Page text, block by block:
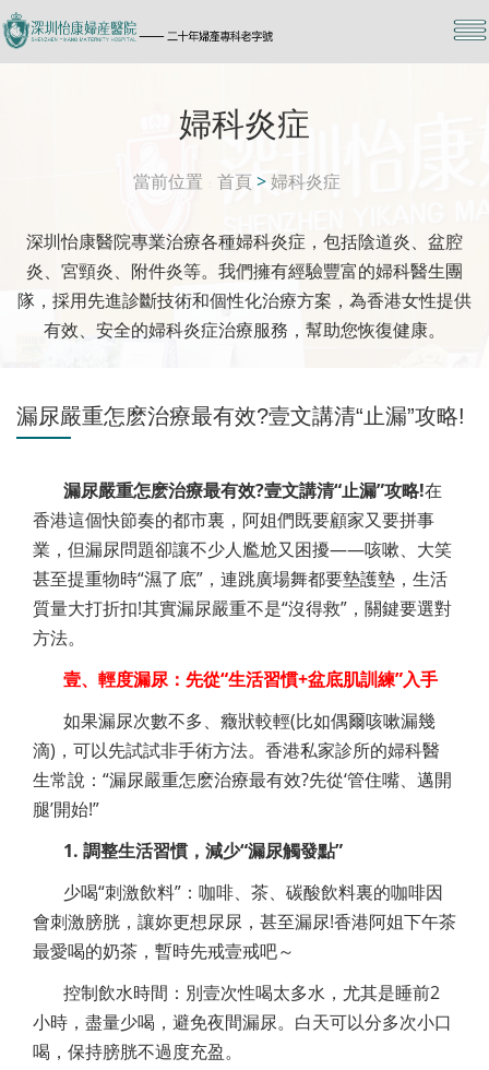
婦科炎症
當前位置 首頁>婦科炎症
深圳怡康醫院專業治療各種婦科炎症，包括陰道炎、盆腔
炎、宮頸炎、附件炎等。我們擁有經驗豐富的婦科醫生團
隊，採用先進診斷技術和個性化治療方案，為香港女性提供
有效、安全的婦科炎症治療服務，幫助您恢復健康。
漏尿嚴重怎麽治療最有效?壹文講清“止漏”攻略!
漏尿嚴重怎麽治療最有效?壹文講清“止漏”攻略!在
香港這個快節奏的都市裏，阿姐們既要顧家又要拼事
業，但漏尿問題卻讓不少人尷尬又困擾——咳嗽、大笑
甚至提重物時“濕了底”，連跳廣場舞都要墊護墊，生活
質量大打折扣!其實漏尿嚴重不是“沒得救”，關鍵要選對
方法。
壹、輕度漏尿：先從“生活習慣+盆底肌訓練”入手
如果漏尿次數不多、癥狀較輕(比如偶爾咳嗽漏幾
滴)，可以先試試非手術方法。香港私家診所的婦科醫
生常說：“漏尿嚴重怎麽治療最有效?先從‘管住嘴、邁開
腿’開始!”
1. 調整生活習慣，減少“漏尿觸發點”
少喝“刺激飲料”：咖啡、茶、碳酸飲料裏的咖啡因
會刺激膀胱，讓妳更想尿尿，甚至漏尿!香港阿姐下午茶
最愛喝的奶茶，暫時先戒壹戒吧～
控制飲水時間：別壹次性喝太多水，尤其是睡前2
小時，盡量少喝，避免夜間漏尿。白天可以分多次小口
喝，保持膀胱不過度充盈。